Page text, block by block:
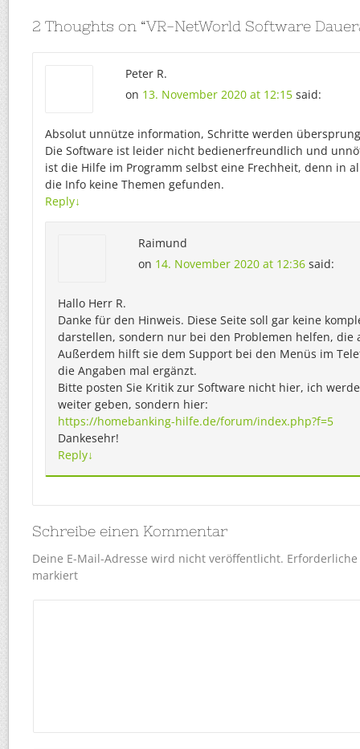
2 Thoughts on “VR-NetWorld Software
Peter R.
on 13. November 2020 at 12:15 said:
Absolut unnütze information, Schritte werden
Die Software ist leider nicht bedienerfreundlich und
ist die Hilfe im Programm selbst eine Frechheit, denn in
die Info keine Themen gefunden.
Reply↓
Raimund
on 14. November 2020 at 12:36 said:
Hallo Herr R.
Danke für den Hinweis. Diese Seite soll gar keine
darstellen, sondern nur bei den Problemen helfen, die
Außerdem hilft sie dem Support bei den Menüs im
die Angaben mal ergänzt.
Bitte posten Sie Kritik zur Software nicht hier, ich
weiter geben, sondern hier:
https://homebanking-hilfe.de/forum/index.php?f=5
Dankesehr!
Reply↓
Schreibe einen Kommentar
Deine E-Mail-Adresse wird nicht veröffentlicht.
markiert